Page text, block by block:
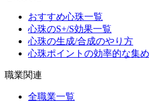
おすすめ心珠一覧
心珠のS+/S効果一覧
心珠の生成/合成のやり方
心珠ポイントの効率的な集
職業関連
全職業一覧